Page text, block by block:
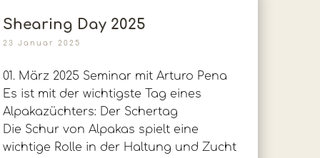
Shearing Day 2025
23 Januar 2025
01. März 2025 Seminar mit Arturo Pena
Es ist mit der wichtigste Tag eines
Alpakazüchters: Der Schertag
Die Schur von Alpakas spielt eine
wichtige Rolle in der Haltung und Zucht